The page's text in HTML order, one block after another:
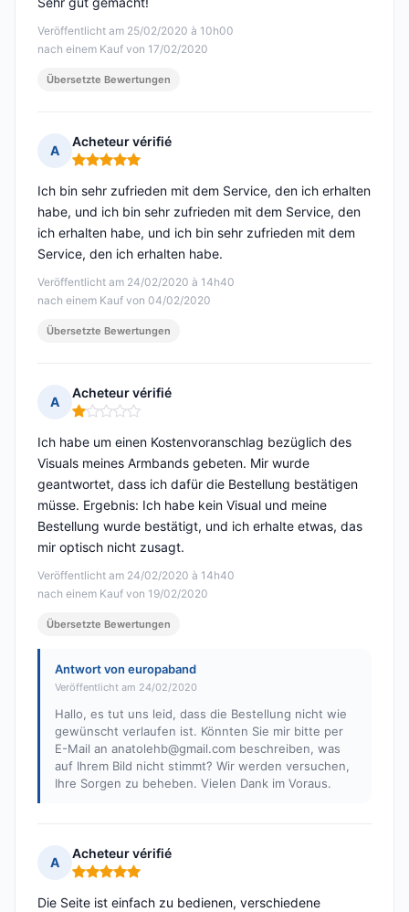
Veröffentlicht am 25/02/2020 à 10h00
nach einem Kauf von 17/02/2020
Übersetzte Bewertungen
A
Acheteur vérifié
Hinweis: 5 von 5
Veröffentlicht am 24/02/2020 à 14h40
nach einem Kauf von 04/02/2020
Ich bin sehr zufrieden mit dem Service, den ich erhalten
habe, und ich bin sehr zufrieden mit dem Service, den
ich erhalten habe, und ich bin sehr zufrieden mit dem
Service, den ich erhalten habe.
Übersetzte Bewertungen
A
Acheteur vérifié
Hinweis: 1 von 5
Veröffentlicht am 24/02/2020 à 14h40
nach einem Kauf von 19/02/2020
Ich habe um einen Kostenvoranschlag bezüglich des
Visuals meines Armbands gebeten. Mir wurde
geantwortet, dass ich dafür die Bestellung bestätigen
müsse. Ergebnis: Ich habe kein Visual und meine
Bestellung wurde bestätigt, und ich erhalte etwas, das
mir optisch nicht zusagt.
Übersetzte Bewertungen
Antwort von europaband
Veröffentlicht am 24/02/2020
Hallo, es tut uns leid, dass die Bestellung nicht wie
gewünscht verlaufen ist. Könnten Sie mir bitte per
E-Mail an anatolehb@gmail.com beschreiben, was
auf Ihrem Bild nicht stimmt? Wir werden versuchen,
Ihre Sorgen zu beheben. Vielen Dank im Voraus.
A
Acheteur vérifié
Hinweis: 5 von 5
Die Seite ist einfach zu bedienen, verschiedene